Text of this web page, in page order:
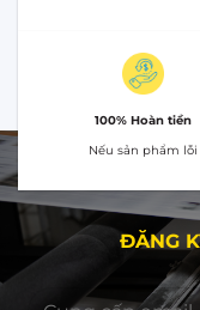
100% Hoàn tiền
Nếu sản phẩm lỗi
ĐĂNG